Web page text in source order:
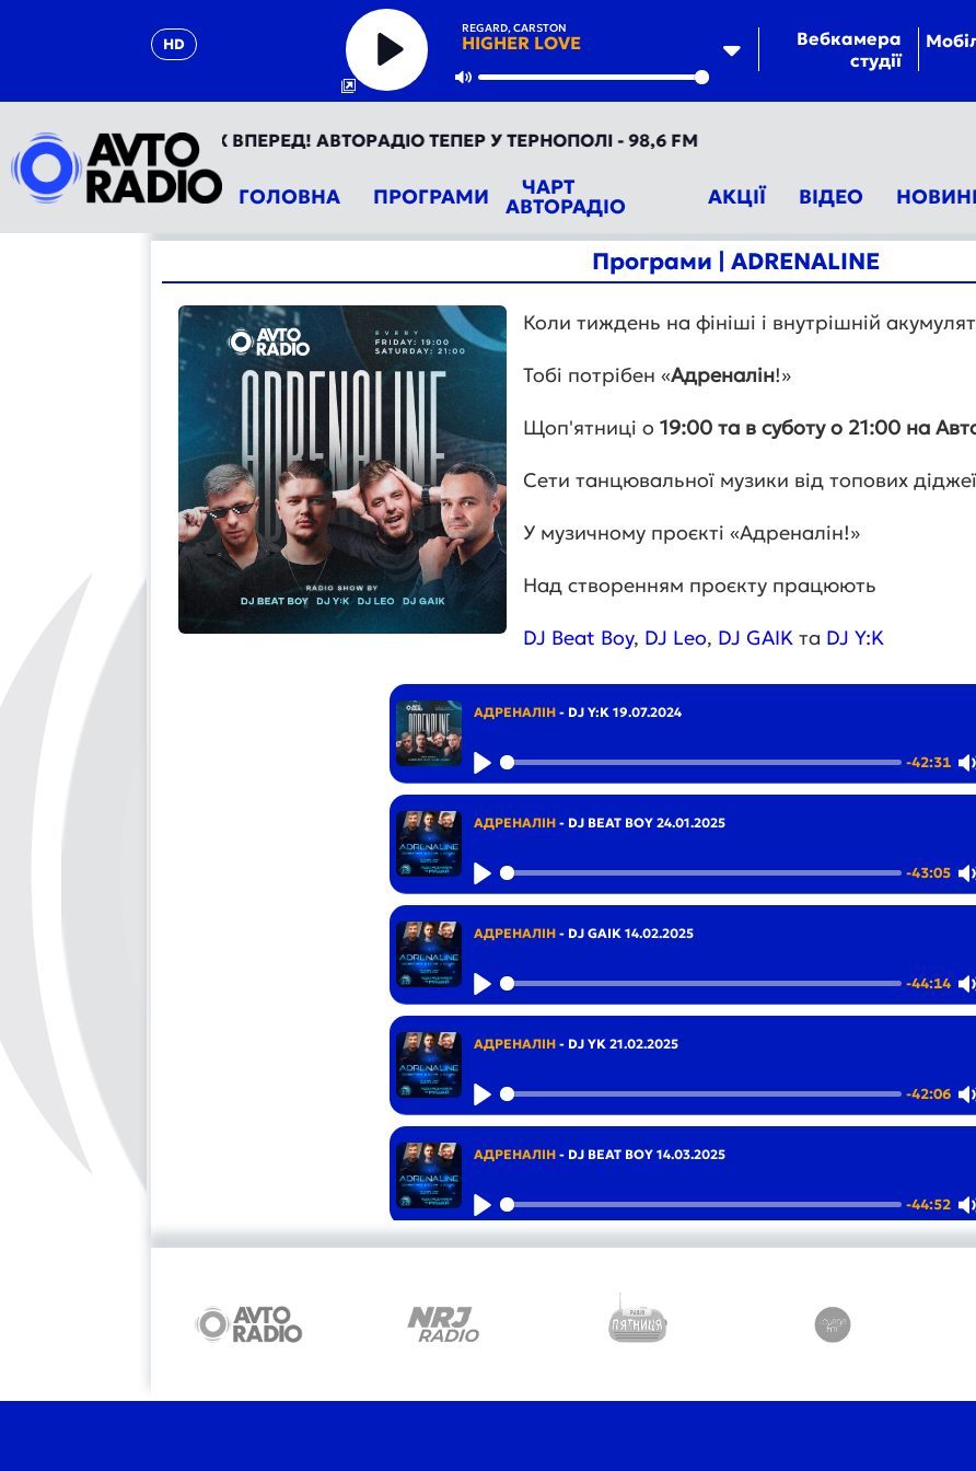
HD
REGARD, CARSTON
HIGHER LOVE
Play
Mute
Вебкамера
студії
УКРАЇНА - ТВІЙ РУХ ВПЕРЕД! АВТОРАДІО ТЕПЕР У ТЕРНОПОЛІ - 98,6 FM
ГОЛОВНА ПРОГРАМИ ЧАРТ
АВТОРАДІО АКЦІЇ ВІДЕО
Програми | ADRENALINE
Коли тиждень на фініші і внутрішній
Тобі потрібен «Адреналін!»
Щоп'ятниці о 19:00 та в суботу о 21:00 на
Сети танцювальної музики від топових
У музичному проєкті «Адреналін!»
Над створенням проєкту працюють
DJ Beat Boy, DJ Leo, DJ GAIK та DJ Y:K
АДРЕНАЛІН- DJ Y:K 19.07.2024
Play
-42:31
АДРЕНАЛІН- DJ BEAT BOY 24.01.2025
Play
-43:05
АДРЕНАЛІН- DJ GAIK 14.02.2025
Play
-44:14
АДРЕНАЛІН- DJ YK 21.02.2025
Play
-42:06
АДРЕНАЛІН- DJ BEAT BOY 14.03.2025
Play
-44:52